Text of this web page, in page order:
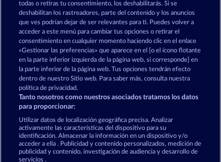
Fancy Fruits
Términos y condiciones
Declaración de privacidad
Empresa
Enviar solicitud de desistimiento
todas o retiras tu consentimiento, los deshabilitarás. Si se
deshabilitan los rastreadores, parte del contenido y los anuncios
que ves podrían dejar de ser relevantes para ti. Puedes volver a
acceder a este menú para cambiar tus opciones o retirar el
consentimiento en cualquier momento haciendo clic en el enlace
«Gestionar las preferencias» que aparece en el [o el ícono flotante
en la parte inferior izquierda de la página web, si corresponde] en
la parte inferior de la página web. Tus opciones tendrán efecto
dentro de nuestro Sitio web. Para saber más, consulta nuestra
política de privacidad.
Tanto nosotros como nuestros asociados tratamos los datos
para proporcionar:
Utilizar datos de localización geográfica precisa. Analizar
activamente las características del dispositivo para su
identificación. Almacenar la información en un dispositivo y/o
acceder a ella . Publicidad y contenido personalizados, medición de
publicidad y contenido, investigación de audiencia y desarrollo de
servicios .